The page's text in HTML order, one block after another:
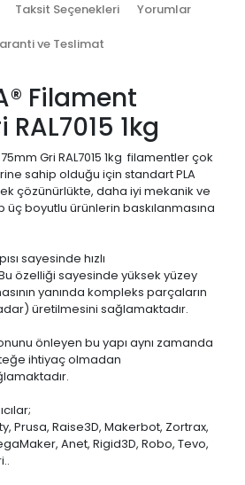
Taksit Seçenekleri Yorumlar
ve Teslimat
Filament
1kg
Gri RAL7015 1kg filamentler çok
sahip olduğu için standart PLA
çözünürlükte, daha iyi mekanik ve
boyutlu ürünlerin baskılanmasına
sayesinde hızlı
özelliği sayesinde yüksek yüzey
yanında kompleks parçaların
üretilmesini sağlamaktadır.
önleyen bu yapı aynı zamanda
ihtiyaç olmadan
Prusa, Raise3D, Makerbot, Zortrax,
Anet, Rigid3D, Robo, Tevo,